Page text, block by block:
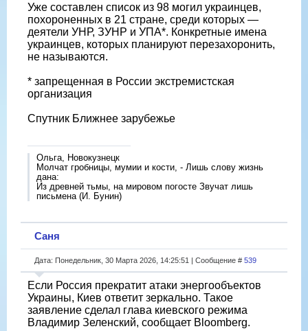
Уже составлен список из 98 могил украинцев,
похороненных в 21 стране, среди которых —
деятели УНР, ЗУНР и УПА*. Конкретные имена
украинцев, которых планируют перезахоронить,
не называются.
* запрещенная в России экстремистская
организация
Спутник Ближнее зарубежье
Ольга, Новокузнецк
Молчат гробницы, мумии и кости, - Лишь слову жизнь
дана:
Из древней тьмы, на мировом погосте Звучат лишь
письмена (И. Бунин)
Саня
Дата: Понедельник, 30 Марта 2026, 14:25:51 | Сообщение # 539
Если Россия прекратит атаки энергообъектов
Украины, Киев ответит зеркально. Такое
заявление сделал глава киевского режима
Владимир Зеленский, сообщает Bloomberg.